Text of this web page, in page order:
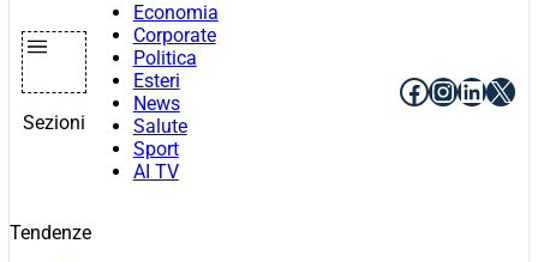
Sezioni
Economia
Corporate
Politica
Esteri
News
Salute
Sport
AI TV
Facebook
X
Tendenze